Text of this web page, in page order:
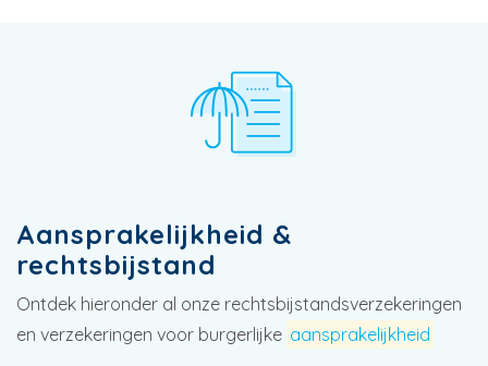
Aansprakelijkheid &
rechtsbijstand
Ontdek hieronder al onze rechtsbijstandsverzekeringen
en verzekeringen voor burgerlijke aansprakelijkheid